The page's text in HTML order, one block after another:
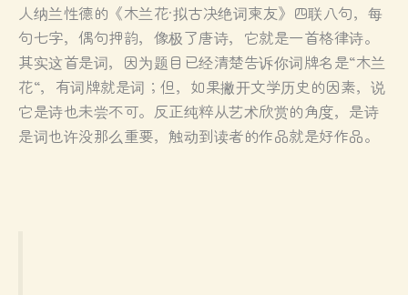
人纳兰性德的《木兰花·拟古决绝词柬友》四联八句，每
句七字，偶句押韵，像极了唐诗，它就是一首格律诗。
其实这首是词，因为题目已经清楚告诉你词牌名是“木兰
花“，有词牌就是词；但，如果撇开文学历史的因素，说
它是诗也未尝不可。反正纯粹从艺术欣赏的角度，是诗
是词也许没那么重要，触动到读者的作品就是好作品。